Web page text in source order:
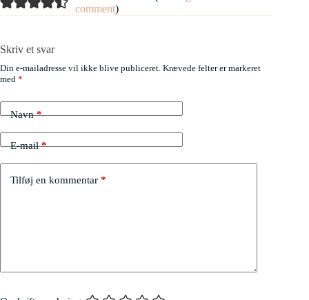
comment)
Skriv et svar
Din e-mailadresse vil ikke blive publiceret. Krævede felter er markeret
med *
Navn*
E-mail*
Tilføj en kommentar *